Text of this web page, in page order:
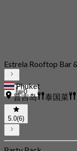
0
Estrela Rooftop Bar
Phuket
普吉岛
泰国菜
5.0(6)